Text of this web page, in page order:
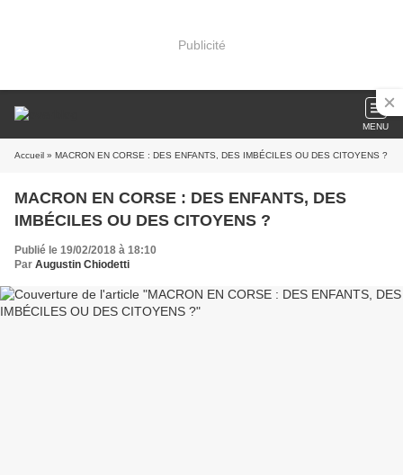
Publicité
MENU
Accueil » MACRON EN CORSE : DES ENFANTS, DES IMBÉCILES OU DES CITOYENS ?
MACRON EN CORSE : DES ENFANTS, DES
IMBÉCILES OU DES CITOYENS ?
Publié le 19/02/2018 à 18:10
Par Augustin Chiodetti